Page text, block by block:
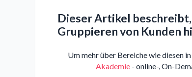
Dieser Artikel
Gruppieren von Kunden
Um mehr über Bereiche wie diesen
Akademie - online-, On-